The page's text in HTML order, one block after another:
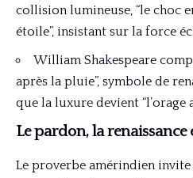
collision lumineuse, “le choc
étoile”, insistant sur la force
William Shakespeare
après la pluie”, symbole de
que la luxure devient “l’orage
Le pardon, la renaissance
Le proverbe amérindien